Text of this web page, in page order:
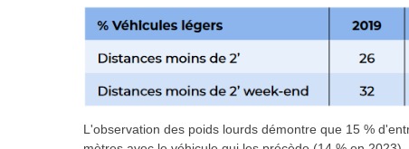
L'observation des poids lourds démontre que 15 %